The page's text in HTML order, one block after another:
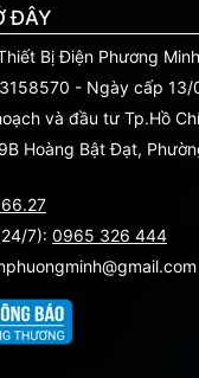
ĐÂY
Bị Điện Phương Minh
- Ngày cấp 13/
và đầu tư Tp.Hồ
Hoàng Bật Đạt,
7): 0965 326 444